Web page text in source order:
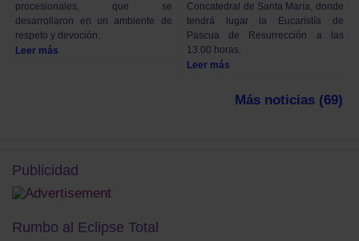
procesionales, que se
desarrollaron en un ambiente de
respeto y devoción.
Leer más
Concatedral de Santa María, donde
tendrá lugar la Eucaristía de
Pascua de Resurrección a las
13.00 horas.
Leer más
Más noticias (69)
Publicidad
Rumbo al Eclipse Total